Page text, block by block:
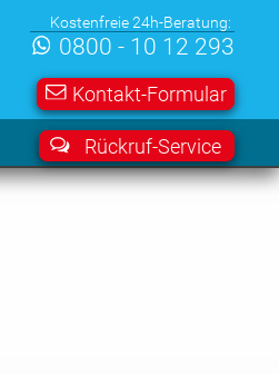
Kostenfreie 24h-Beratung:
0800 - 10 12 293
Kontakt-Formular
Rückruf-Service